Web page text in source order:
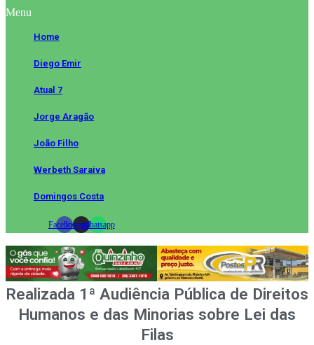
Menu
Home
Diego Emir
Atual 7
Jorge Aragão
João Filho
Werbeth Saraiva
Domingos Costa
FacebookInstagramWhatsapp
Realizada 1ª Audiência Pública de Direitos
Humanos e das Minorias sobre Lei das
Filas